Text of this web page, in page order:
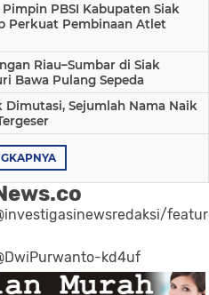
PBSI Kabupaten Siak
Perkuat Pembinaan Atlet
Riau–Sumbar di Siak
Bawa Pulang Sepeda
Dimutasi, Sejumlah Nama Naik
kd4uf